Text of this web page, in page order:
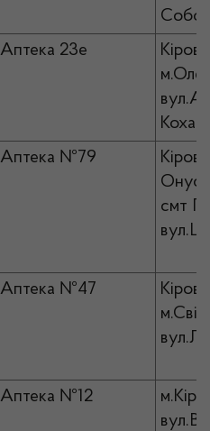
Аптека 23е
Аптека №79
смт
Аптека №47
Аптека №12